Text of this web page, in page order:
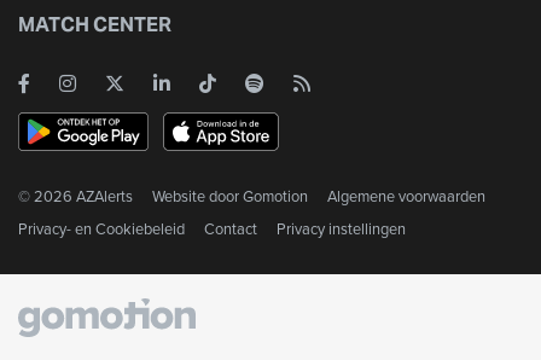
MATCH CENTER
© 2026 AZAlerts Website doorGomotion
Algemene voorwaarden
Privacy- en Cookiebeleid
Contact Privacy instellingen